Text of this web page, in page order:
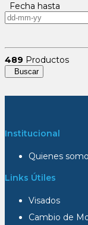
Fecha hasta
489 Productos
Buscar
Institucional
Quienes
Links Útiles
Visados
Cambio de